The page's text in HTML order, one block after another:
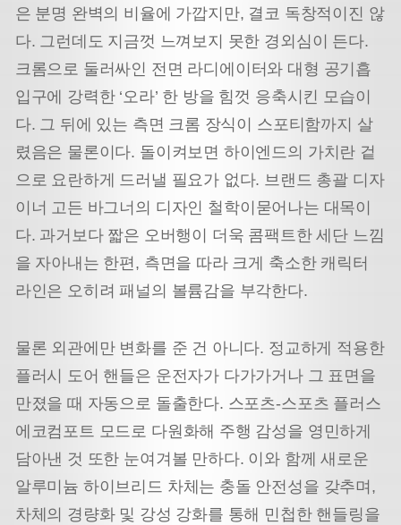
은 분명 완벽의 비율에 가깝지만, 결코 독창적이진 않
다. 그런데도 지금껏 느껴보지 못한 경외심이 든다.
크롬으로 둘러싸인 전면 라디에이터와 대형 공기흡
입구에 강력한 ‘오라’ 한 방을 힘껏 응축시킨 모습이
다. 그 뒤에 있는 측면 크롬 장식이 스포티함까지 살
렸음은 물론이다. 돌이켜보면 하이엔드의 가치란 겉
으로 요란하게 드러낼 필요가 없다. 브랜드 총괄 디자
이너 고든 바그너의 디자인 철학이 묻어나는 대목이
다. 과거보다 짧은 오버행이 더욱 콤팩트한 세단 느낌
을 자아내는 한편, 측면을 따라 크게 축소한 캐릭터
라인은 오히려 패널의 볼륨감을 부각한다.
물론 외관에만 변화를 준 건 아니다. 정교하게 적용한
플러시 도어 핸들은 운전자가 다가가거나 그 표면을
만졌을 때 자동으로 돌출한다. 스포츠-스포츠 플러스
에코컴포트 모드로 다원화해 주행 감성을 영민하게
담아낸 것 또한 눈여겨볼 만하다. 이와 함께 새로운
알루미늄 하이브리드 차체는 충돌 안전성을 갖추며,
차체의 경량화 및 강성 강화를 통해 민첩한 핸들링을